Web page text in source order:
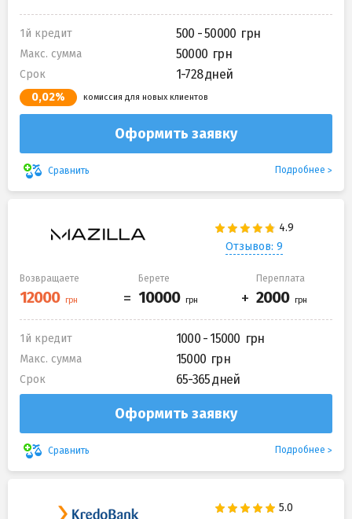
1й кредит 500 - 50000
Макс. сумма 50000
Срок 1-728 дней
0,02% комиссия для новых клиентов
Оформить заявку
Сравнить Подробнее
Отзывов: 9
Возвращаете Берете Переплата
1й кредит 1000 - 15000
Макс. сумма 15000
Срок 65-365 дней
Оформить заявку
Сравнить Подробнее